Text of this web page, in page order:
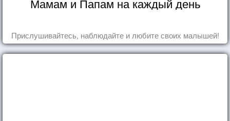
Мамам и Папам на каждый день
Прислушивайтесь, наблюдайте и любите своих малышей!